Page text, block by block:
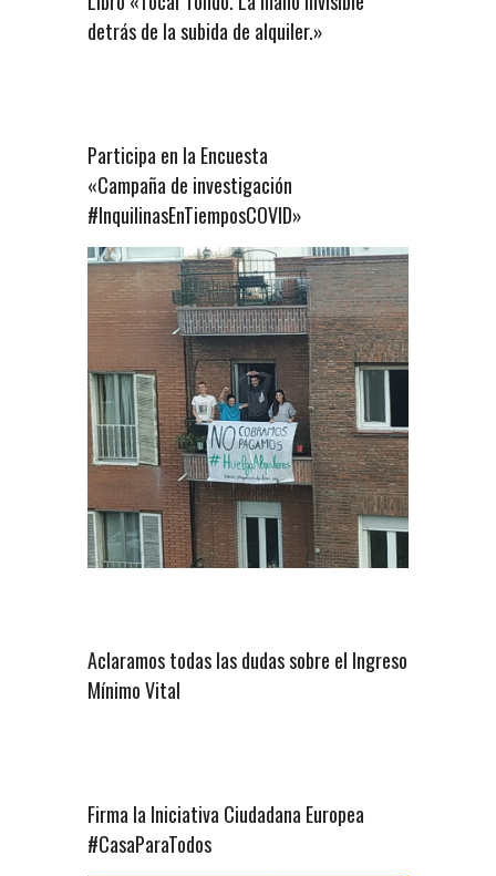
detrás de la subida de alquiler.»
Participa en la Encuesta
«Campaña de investigación
#InquilinasEnTiemposCOVID»
Aclaramos todas las dudas sobre el Ingreso
Mínimo Vital
Firma la Iniciativa Ciudadana Europea
#CasaParaTodos